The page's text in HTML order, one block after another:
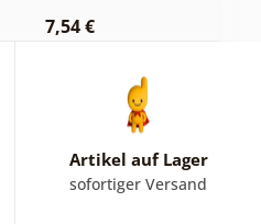
7,54 €
Artikel auf Lager
sofortiger Versand